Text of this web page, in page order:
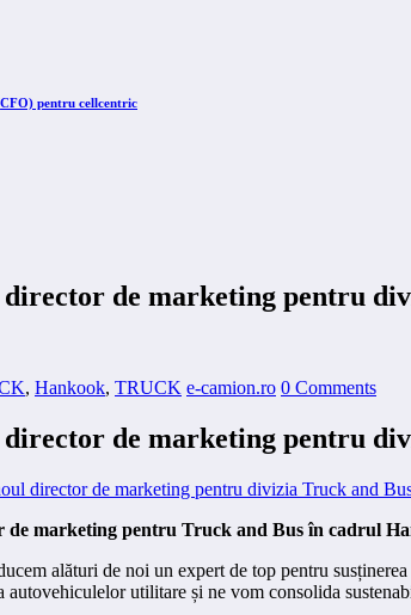
pentru cellcentric
de marketing pentru
, Hankook, TRUCK e-camion.ro 0 Comments
de marketing pentru
de marketing pentru Truck and Bus în cadrul
alături de noi un expert de top pentru
autovehiculelor utilitare și ne vom consolida